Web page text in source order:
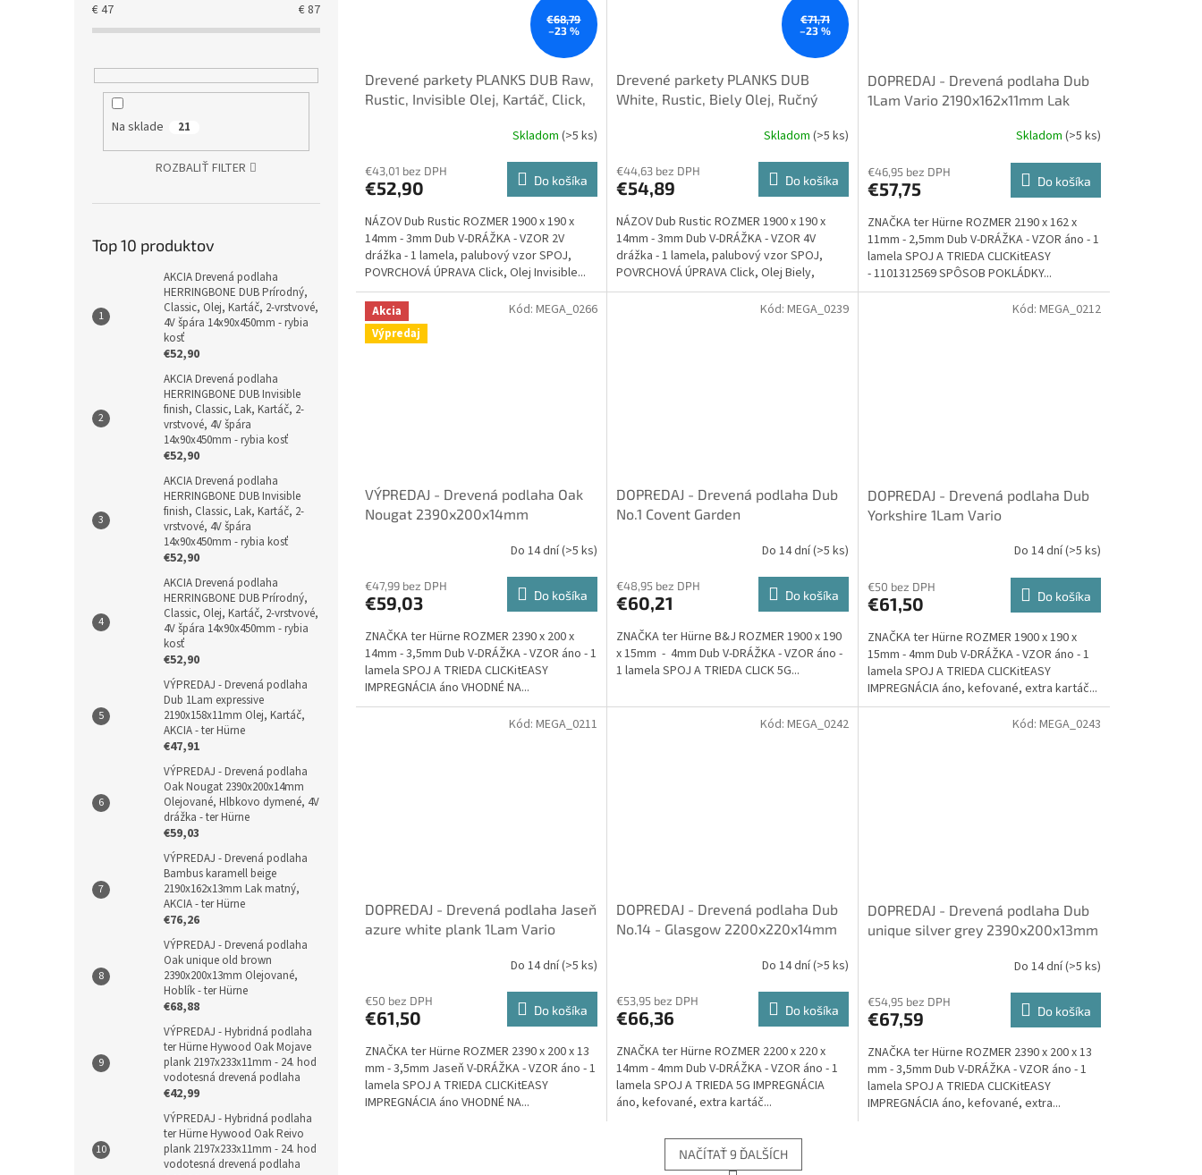
€47 €87
Na sklade 21
ROZBALIŤ FILTER
Top 10 produktov
AKCIA Drevená podlaha
HERRINGBONE DUB Prírodný,
Classic, Olej, Kartáč, 2-vrstvové,
4V špára 14x90x450mm - rybia
kosť
€52,90
AKCIA Drevená podlaha
HERRINGBONE DUB Invisible
finish, Classic, Lak, Kartáč, 2-
vrstvové, 4V špára
14x90x450mm - rybia kosť
€52,90
AKCIA Drevená podlaha
HERRINGBONE DUB Invisible
finish, Classic, Lak, Kartáč, 2-
vrstvové, 4V špára
14x90x450mm - rybia kosť
€52,90
AKCIA Drevená podlaha
HERRINGBONE DUB Prírodný,
Classic, Olej, Kartáč, 2-vrstvové,
4V špára 14x90x450mm - rybia
kosť
€52,90
VÝPREDAJ - Drevená podlaha
Dub 1Lam expressive
2190x158x11mm Olej, Kartáč,
AKCIA - ter Hürne
€47,91
VÝPREDAJ - Drevená podlaha
Oak Nougat 2390x200x14mm
Olejované, Hlbkovo dymené, 4V
drážka - ter Hürne
€59,03
VÝPREDAJ - Drevená podlaha
Bambus karamell beige
2190x162x13mm Lak matný,
AKCIA - ter Hürne
€76,26
VÝPREDAJ - Drevená podlaha
Oak unique old brown
2390x200x13mm Olejované,
Hoblík - ter Hürne
€68,88
VÝPREDAJ - Hybridná podlaha
ter Hürne Hywood Oak Mojave
plank 2197x233x11mm - 24. hod
vodotesná drevená podlaha
€42,99
VÝPREDAJ - Hybridná podlaha
ter Hürne Hywood Oak Reivo
plank 2197x233x11mm - 24. hod
vodotesná drevená podlaha
€68,79
–23 %
Drevené parkety PLANKS DUB Raw,
Rustic, Invisible Olej, Kartáč, Click,
14x190x1900mm - palubové dosky
produktu
je
z
5
hviezdičiek.
Skladom (>5 ks)
€43,01 bez DPH
€52,90 Do košíka
NÁZOV Dub Rustic ROZMER 1900 x 190 x
14mm - 3mm Dub V-DRÁŽKA - VZOR 2V
drážka - 1 lamela, palubový vzor SPOJ,
POVRCHOVÁ ÚPRAVA Click, Olej Invisible...
€71,71
–23 %
Drevené parkety PLANKS DUB
White, Rustic, Biely Olej, Ručný
14x190x1900mm - palubové dosky
produktu
je
z
5
hviezdičiek.
Skladom (>5 ks)
€44,63 bez DPH
€54,89 Do košíka
NÁZOV Dub Rustic ROZMER 1900 x 190 x
14mm - 3mm Dub V-DRÁŽKA - VZOR 4V
drážka - 1 lamela, palubový vzor SPOJ,
POVRCHOVÁ ÚPRAVA Click, Olej Biely,
ručný...
DOPREDAJ - Drevená podlaha Dub
1Lam Vario 2190x162x11mm Lak
Skladom (>5 ks)
€46,95 bez DPH
€57,75 Do košíka
ZNAČKA ter Hürne ROZMER 2190 x 162 x
11mm - 2,5mm Dub V-DRÁŽKA - VZOR áno - 1
lamela SPOJ A TRIEDA CLICKitEASY
- 1101312569 SPÔSOB POKLÁDKY...
Akcia
Výpredaj
VÝPREDAJ - Drevená podlaha Oak
Nougat 2390x200x14mm
Do 14 dní(>5 ks)
€47,99 bez DPH
€59,03 Do košíka
ZNAČKA ter Hürne ROZMER 2390 x 200 x
14mm - 3,5mm Dub V-DRÁŽKA - VZOR áno - 1
lamela SPOJ A TRIEDA CLICKitEASY
IMPREGNÁCIA áno VHODNÉ NA...
Kód: MEGA_0266
DOPREDAJ - Drevená podlaha Dub
No.1 Covent Garden
Do 14 dní(>5 ks)
€48,95 bez DPH
€60,21 Do košíka
ZNAČKA ter Hürne B&J ROZMER 1900 x 190
x 15mm - 4mm Dub V-DRÁŽKA - VZOR áno -
1 lamela SPOJ A TRIEDA CLICK 5G...
Kód: MEGA_0239
DOPREDAJ - Drevená podlaha Dub
Yorkshire 1Lam Vario
Do 14 dní(>5 ks)
€50 bez DPH
€61,50 Do košíka
ZNAČKA ter Hürne ROZMER 1900 x 190 x
15mm - 4mm Dub V-DRÁŽKA - VZOR áno - 1
lamela SPOJ A TRIEDA CLICKitEASY
IMPREGNÁCIA áno, kefované, extra kartáč...
Kód: MEGA_0212
DOPREDAJ - Drevená podlaha Jaseň
azure white plank 1Lam Vario
Do 14 dní(>5 ks)
€50 bez DPH
€61,50 Do košíka
ZNAČKA ter Hürne ROZMER 2390 x 200 x 13
mm - 3,5mm Jaseň V-DRÁŽKA - VZOR áno - 1
lamela SPOJ A TRIEDA CLICKitEASY
IMPREGNÁCIA áno VHODNÉ NA...
Kód: MEGA_0211
DOPREDAJ - Drevená podlaha Dub
No.14 - Glasgow 2200x220x14mm
Do 14 dní(>5 ks)
€53,95 bez DPH
€66,36 Do košíka
ZNAČKA ter Hürne ROZMER 2200 x 220 x
14mm - 4mm Dub V-DRÁŽKA - VZOR áno - 1
lamela SPOJ A TRIEDA 5G IMPREGNÁCIA
áno, kefované, extra kartáč...
Kód: MEGA_0242
DOPREDAJ - Drevená podlaha Dub
unique silver grey 2390x200x13mm
Do 14 dní(>5 ks)
€54,95 bez DPH
€67,59 Do košíka
ZNAČKA ter Hürne ROZMER 2390 x 200 x 13
mm - 3,5mm Dub V-DRÁŽKA - VZOR áno - 1
lamela SPOJ A TRIEDA CLICKitEASY
IMPREGNÁCIA áno, kefované, extra...
Kód: MEGA_0243
NAČÍTAŤ 9 ĎALŠÍCH